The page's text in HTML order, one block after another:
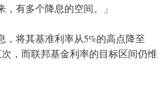
有多个降息的空间。」
，将其基准利率从5%的高点降至
，而联邦基金利率的目标区间仍维